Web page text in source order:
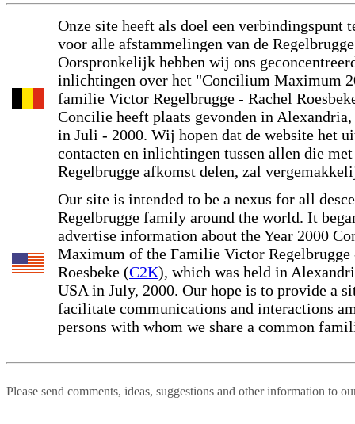
Onze site heeft als doel een verbindingspunt
voor alle afstammelingen van de
Oorspronkelijk hebben wij ons
inlichtingen over het "Concilium Maximum
familie Victor Regelbrugge - Rachel
Concilie heeft plaats gevonden in
in Juli - 2000. Wij hopen dat de website het
contacten en inlichtingen tussen allen die met
Regelbrugge afkomst delen, zal
Our site is intended to be a nexus for all
Regelbrugge family around the world. It
advertise information about the Year 2000
Maximum of the Familie Victor Regelbrugge
Roesbeke (C2K), which was held in
USA in July, 2000. Our hope is to provide a
facilitate communications and interactions
persons with whom we share a common
Please send comments, ideas, suggestions and other information to